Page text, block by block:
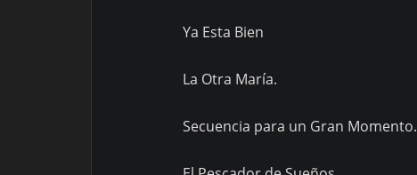
Ya Esta Bien
La Otra María.
Secuencia para un Gran Momento.